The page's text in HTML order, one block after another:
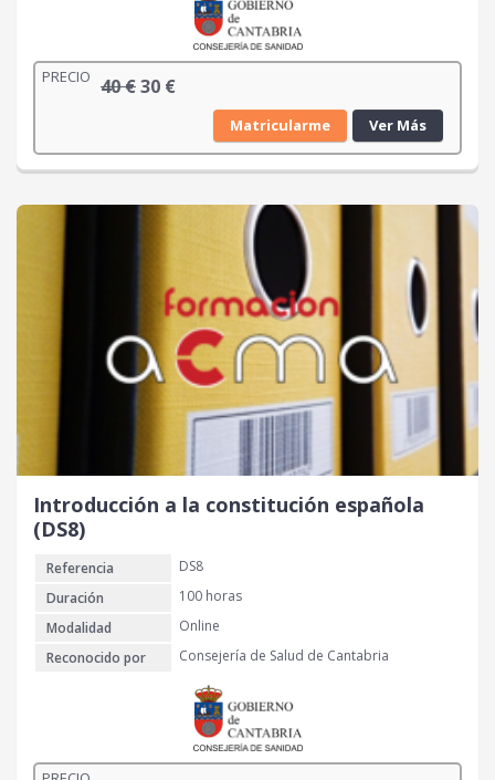
PRECIO 40€E
r
c
g
i
e
r
.
30 €E
r
c
c
u
a
:
3
€
Matricularme Ver Más
Introducción a la constitución española
(DS8)
Referencia
DS8
Duración
100 horas
Modalidad
Online
Reconocido por
Consejería de Salud de Cantabria